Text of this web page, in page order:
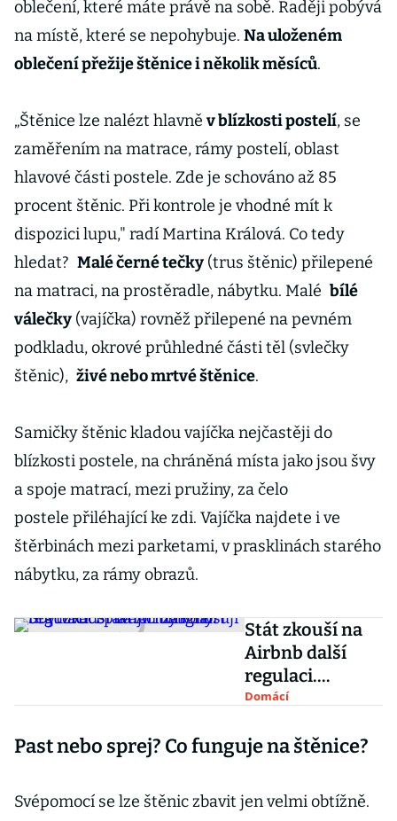
oblečení, které máte právě na sobě. Raději pobývá
na místě, které se nepohybuje. Na uloženém
oblečení přežije štěnice i několik měsíců.
„Štěnice lze nalézt hlavně v blízkosti postelí, se
zaměřením na matrace, rámy postelí, oblast
hlavové části postele. Zde je schováno až 85
procent štěnic. Při kontrole je vhodné mít k
dispozici lupu," radí Martina Králová. Co tedy
hledat? Malé černé tečky(trus štěnic) přilepené
na matraci, na prostěradle, nábytku. Malé bílé
válečky (vajíčka) rovněž přilepené na pevném
podkladu, okrové průhledné části těl (svlečky
štěnic), živé nebo mrtvé štěnice.
Samičky štěnic kladou vajíčka nejčastěji do
blízkosti postele, na chráněná místa jako jsou švy
a spoje matrací, mezi pružiny, za čelo
postele přiléhající ke zdi. Vajíčka najdete i ve
štěrbinách mezi parketami, v prasklinách starého
nábytku, za rámy obrazů.
Stát zkouší na
Airbnb další
regulaci.
Stávající zákony
platformy
Domácí
Past nebo sprej? Co funguje na štěnice?
Svépomocí se lze štěnic zbavit jen velmi obtížně.